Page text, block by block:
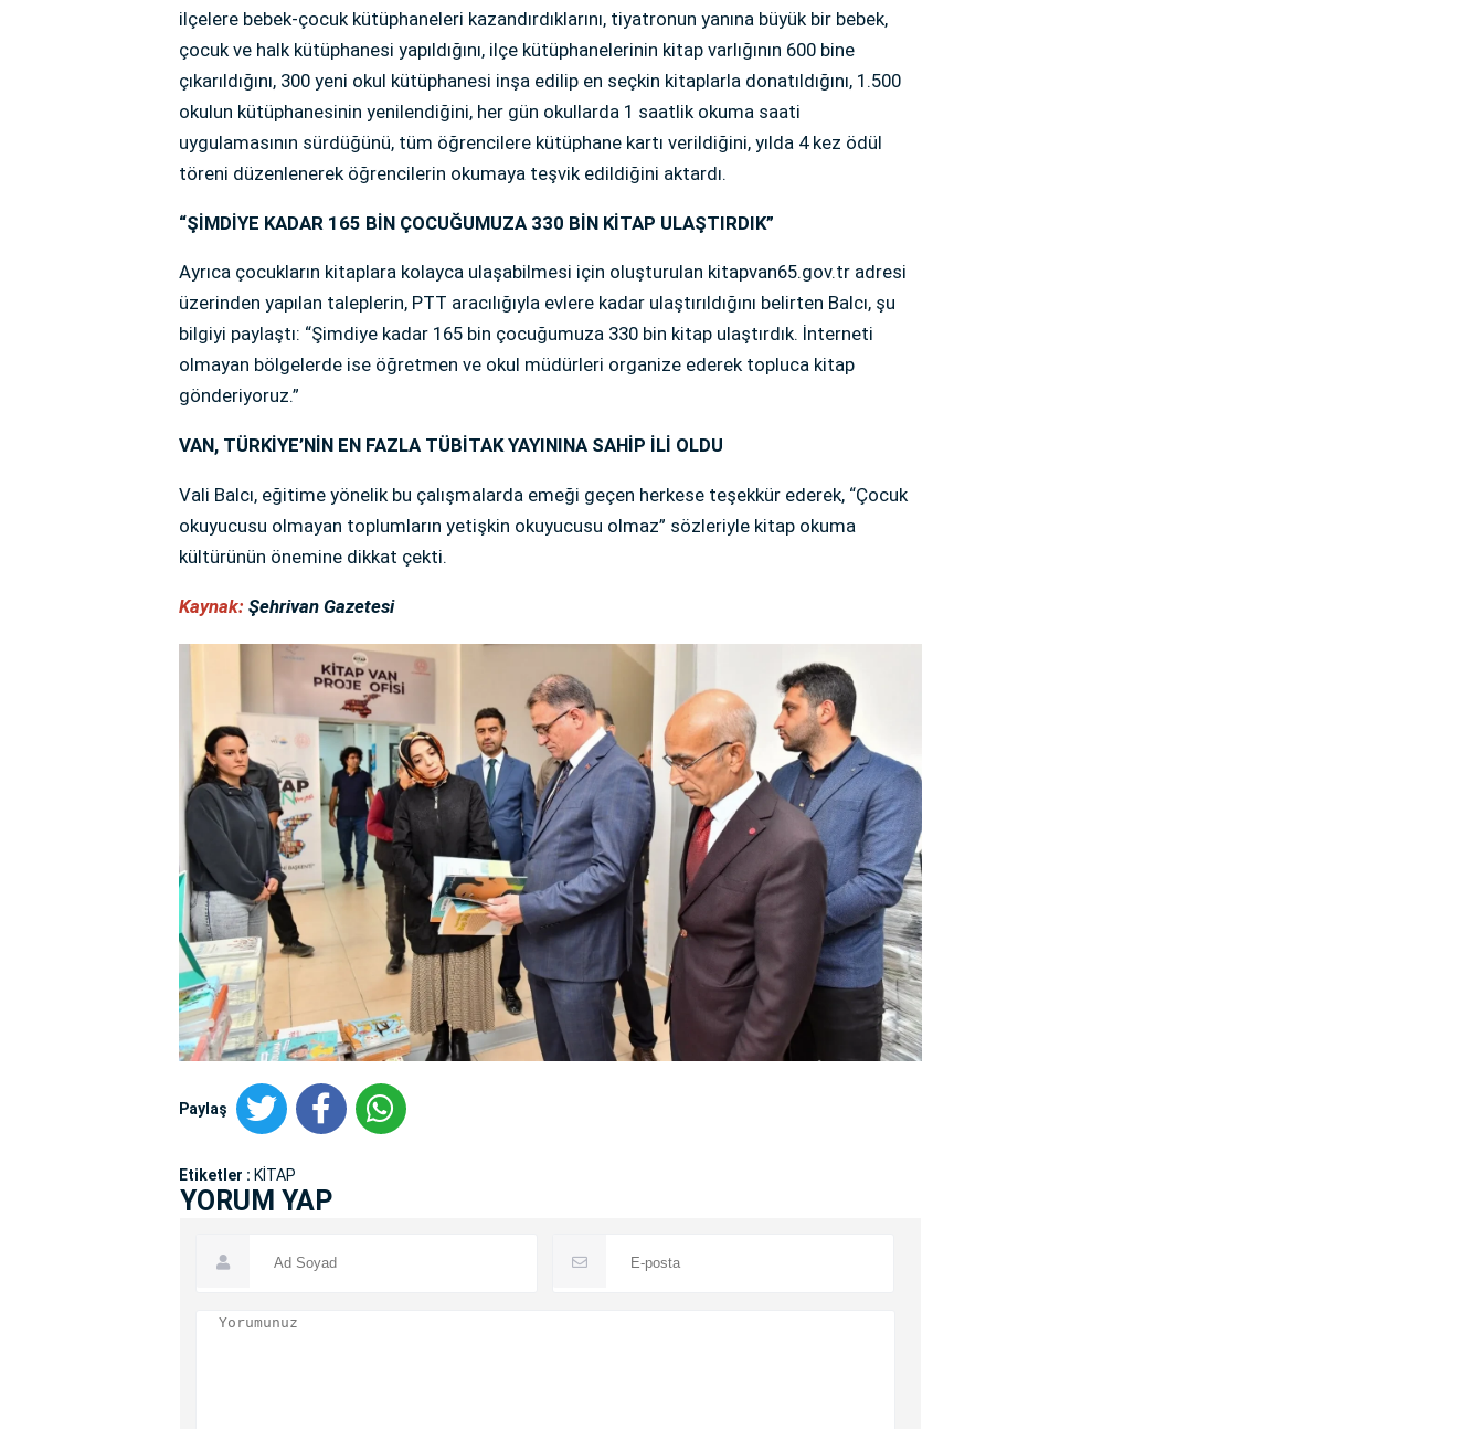
ilçelere bebek-çocuk kütüphaneleri kazandırdıklarını, tiyatronun yanına büyük bir bebek,
çocuk ve halk kütüphanesi yapıldığını, ilçe kütüphanelerinin kitap varlığının 600 bine
çıkarıldığını, 300 yeni okul kütüphanesi inşa edilip en seçkin kitaplarla donatıldığını, 1.500
okulun kütüphanesinin yenilendiğini, her gün okullarda 1 saatlik okuma saati
uygulamasının sürdüğünü, tüm öğrencilere kütüphane kartı verildiğini, yılda 4 kez ödül
töreni düzenlenerek öğrencilerin okumaya teşvik edildiğini aktardı.
“ŞİMDİYE KADAR 165 BİN ÇOCUĞUMUZA 330 BİN KİTAP ULAŞTIRDIK”
Ayrıca çocukların kitaplara kolayca ulaşabilmesi için oluşturulan kitapvan65.gov.tr adresi
üzerinden yapılan taleplerin, PTT aracılığıyla evlere kadar ulaştırıldığını belirten Balcı, şu
bilgiyi paylaştı: “Şimdiye kadar 165 bin çocuğumuza 330 bin kitap ulaştırdık. İnterneti
olmayan bölgelerde ise öğretmen ve okul müdürleri organize ederek topluca kitap
gönderiyoruz.”
VAN, TÜRKİYE’NİN EN FAZLA TÜBİTAK YAYININA SAHİP İLİ OLDU
Vali Balcı, eğitime yönelik bu çalışmalarda emeği geçen herkese teşekkür ederek, “Çocuk
okuyucusu olmayan toplumların yetişkin okuyucusu olmaz” sözleriyle kitap okuma
kültürünün önemine dikkat çekti.
Kaynak: Şehrivan Gazetesi
Paylaş
Etiketler : KİTAP
YORUM YAP